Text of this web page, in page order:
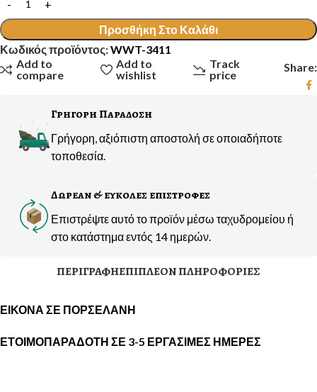
Προσθήκη Στο Καλάθι
Κωδικός προϊόντος:WWT-3411
Add to
compare
Add to
wishlist
Track
price
Share:
Γρηγορη Παραδοση
Γρήγορη, αξιόπιστη αποστολή σε οποιαδήποτε
τοποθεσία.
Δωρεαν & ευκολες επιστροφες
Επιστρέψτε αυτό το προϊόν μέσω ταχυδρομείου ή
στο κατάστημα εντός 14 ημερών.
ΠΕΡΙΓΡΑΦΉΕΠΙΠΛΈΟΝ ΠΛΗΡΟΦΟΡΊΕΣ
ΕΙΚΟΝΑ ΣΕ ΠΟΡΣΕΛΑΝΗ
ΕΤΟΙΜΟΠΑΡΑΔΟΤΗ ΣΕ 3-5 ΕΡΓΑΣΙΜΕΣ ΗΜΕΡΕΣ